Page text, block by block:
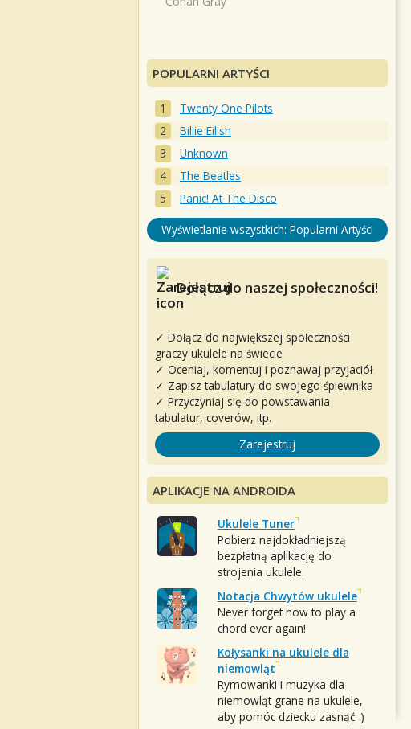
POPULARNI ARTYŚCI
Twenty One Pilots
Billie Eilish
Unknown
The Beatles
Panic! At The Disco
Wyświetlanie wszystkich: Popularni Artyści
Dołącz do naszej społeczności!
✓ Dołącz do największej społeczności
graczy ukulele na świecie
✓ Oceniaj, komentuj i poznawaj przyjaciół
✓ Zapisz tabulatury do swojego śpiewnika
✓ Przyczyniaj się do powstawania
tabulatur, coverów, itp.
Zarejestruj
APLIKACJE NA ANDROIDA
Ukulele Tuner
Pobierz najdokładniejszą
bezpłatną aplikację do
strojenia ukulele.
Notacja Chwytów ukulele
Never forget how to play a
chord ever again!
Kołysanki na ukulele dla
niemowląt
Rymowanki i muzyka dla
niemowląt grane na ukulele,
aby pomóc dziecku zasnąć :)